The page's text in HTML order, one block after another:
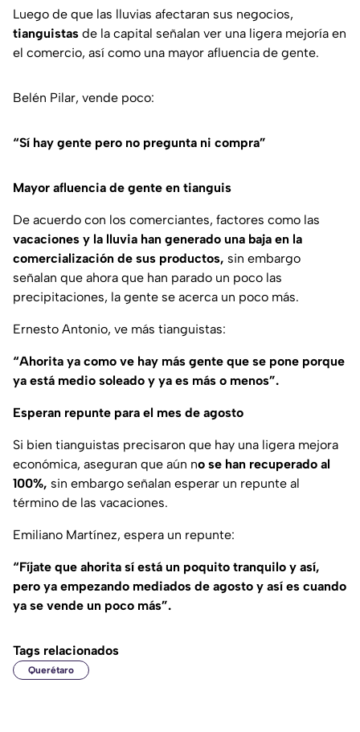
Luego de que las lluvias afectaran sus negocios,
tianguistas de la capital señalan ver una ligera mejoría en
el comercio, así como una mayor afluencia de gente.
Belén Pilar, vende poco:
“Sí hay gente pero no pregunta ni compra”
Mayor afluencia de gente en tianguis
De acuerdo con los comerciantes, factores como las
vacaciones y la lluvia han generado una baja en la
comercialización de sus productos, sin embargo
señalan que ahora que han parado un poco las
precipitaciones, la gente se acerca un poco más.
Ernesto Antonio, ve más tianguistas:
“Ahorita ya como ve hay más gente que se pone porque
ya está medio soleado y ya es más o menos”.
Esperan repunte para el mes de agosto
Si bien tianguistas precisaron que hay una ligera mejora
económica, aseguran que aún no se han recuperado al
100%, sin embargo señalan esperar un repunte al
término de las vacaciones.
Emiliano Martínez, espera un repunte:
“Fíjate que ahorita sí está un poquito tranquilo y así,
pero ya empezando mediados de agosto y así es cuando
ya se vende un poco más”.
Tags relacionados
Querétaro